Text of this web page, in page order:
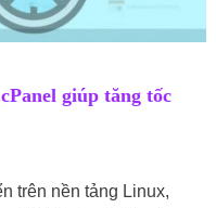
giúp tăng tốc
trên nền tảng Linux,